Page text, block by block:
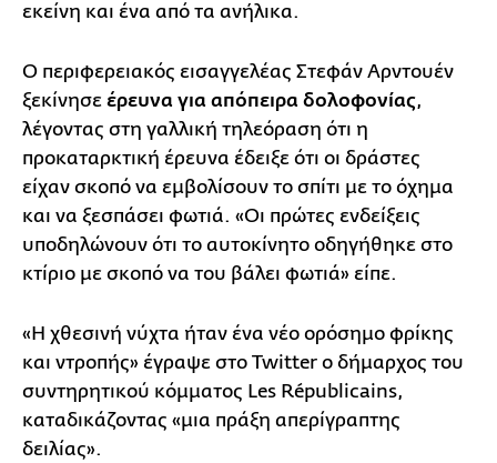
εκείνη και ένα από τα ανήλικα.
Ο περιφερειακός εισαγγελέας Στεφάν Αρντουέν
ξεκίνησε έρευνα για απόπειρα δολοφονίας,
λέγοντας στη γαλλική τηλεόραση ότι η
προκαταρκτική έρευνα έδειξε ότι οι δράστες
είχαν σκοπό να εμβολίσουν το σπίτι με το όχημα
και να ξεσπάσει φωτιά. «Οι πρώτες ενδείξεις
υποδηλώνουν ότι το αυτοκίνητο οδηγήθηκε στο
κτίριο με σκοπό να του βάλει φωτιά» είπε.
«Η χθεσινή νύχτα ήταν ένα νέο ορόσημο φρίκης
και ντροπής» έγραψε στο Twitter ο δήμαρχος του
συντηρητικού κόμματος Les Républicains,
καταδικάζοντας «μια πράξη απερίγραπτης
δειλίας».